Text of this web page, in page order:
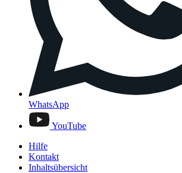
WhatsApp
YouTube
Hilfe
Kontakt
Inhaltsübersicht